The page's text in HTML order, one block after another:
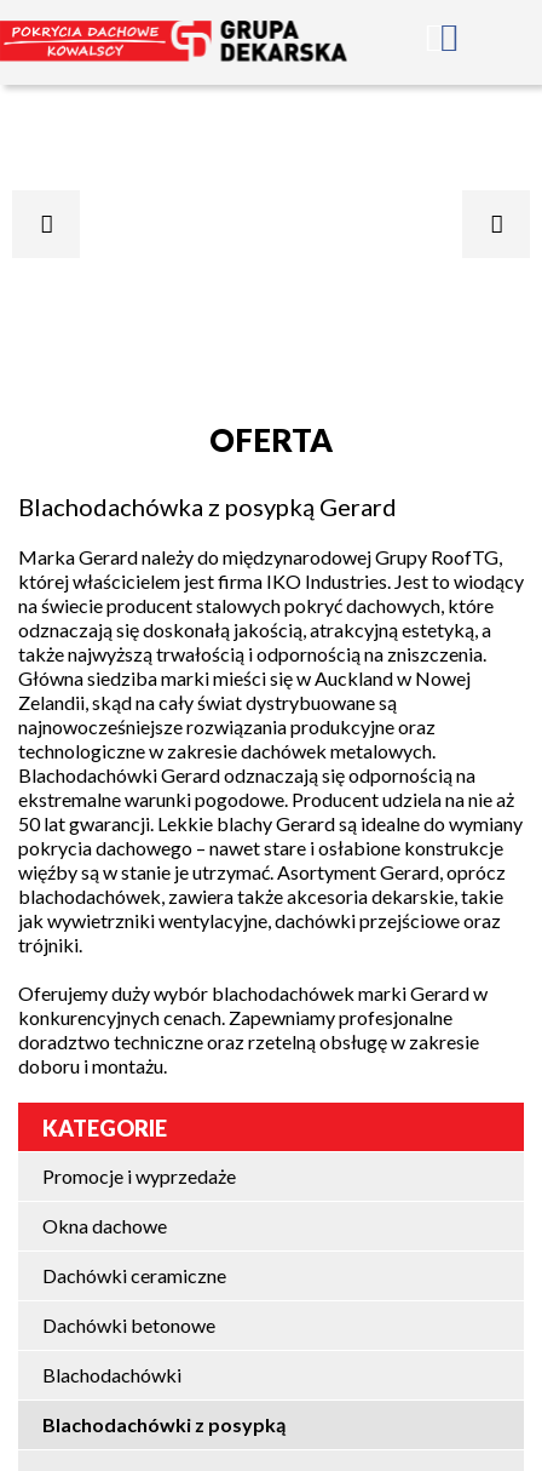
OFERTA
KATEGORIE
Promocje i wyprzedaże
Okna dachowe
Dachówki ceramiczne
Dachówki betonowe
Blachodachówki
Blachodachówki z posypką
Blachodachówka z posypką Gerard
Marka Gerard należy do międzynarodowej Grupy RoofTG,
której właścicielem jest firma IKO Industries. Jest to wiodący
na świecie producent stalowych pokryć dachowych, które
odznaczają się doskonałą jakością, atrakcyjną estetyką, a
także najwyższą trwałością i odpornością na zniszczenia.
Główna siedziba marki mieści się w Auckland w Nowej
Zelandii, skąd na cały świat dystrybuowane są
najnowocześniejsze rozwiązania produkcyjne oraz
technologiczne w zakresie dachówek metalowych.
Blachodachówki Gerard odznaczają się odpornością na
ekstremalne warunki pogodowe. Producent udziela na nie aż
50 lat gwarancji. Lekkie blachy Gerard są idealne do wymiany
pokrycia dachowego – nawet stare i osłabione konstrukcje
więźby są w stanie je utrzymać. Asortyment Gerard, oprócz
blachodachówek, zawiera także akcesoria dekarskie, takie
jak wywietrzniki wentylacyjne, dachówki przejściowe oraz
trójniki.
Oferujemy duży wybór blachodachówek marki Gerard w
konkurencyjnych cenach. Zapewniamy profesjonalne
doradztwo techniczne oraz rzetelną obsługę w zakresie
doboru i montażu.